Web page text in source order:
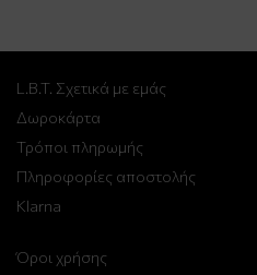
L.B.T. Σχετικά με εμάς
Δωροκάρτα
Τρόποι πληρωμής
Πληροφορίες αποστολής
Klarna
Όροι χρήσης